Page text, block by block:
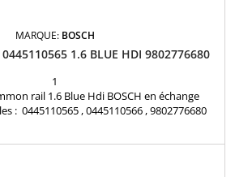
MARQUE: BOSCH
0445110565 1.6 BLUE HDI 9802776680
1
rail 1.6 Blue Hdi BOSCH en échange
: 0445110565 , 0445110566 , 9802776680